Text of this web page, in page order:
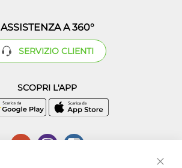
ASSISTENZA A 360°
SERVIZIO CLIENTI
SCOPRI L'APP